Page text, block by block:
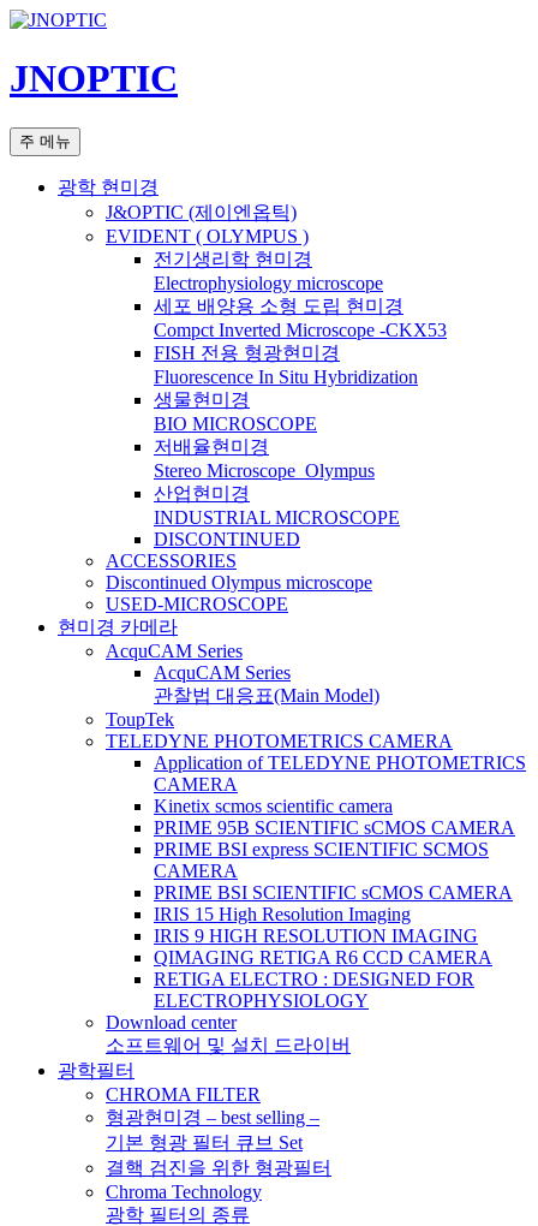
컨
츠
로
너
JNOPTIC
검
색
주 메뉴
광학 현미경
J&OPTIC (제이엔옵틱)
EVIDENT ( OLYMPUS )
전기생리학 현미경
Electrophysiology microscope
세포 배양용 소형 도립 현미경
Compct Inverted Microscope -CKX53
FISH 전용 형광현미경
Fluorescence In Situ Hybridization
생물현미경
BIO MICROSCOPE
저배율현미경
Stereo Microscope_Olympus
산업현미경
INDUSTRIAL MICROSCOPE
DISCONTINUED
ACCESSORIES
Discontinued Olympus microscope
USED-MICROSCOPE
현미경 카메라
AcquCAM Series
AcquCAM Series
관찰법 대응표(Main Model)
ToupTek
TELEDYNE PHOTOMETRICS CAMERA
Application of TELEDYNE PHOTOMETRICS
CAMERA
Kinetix scmos scientific camera
PRIME 95B SCIENTIFIC sCMOS CAMERA
PRIME BSI express SCIENTIFIC SCMOS
CAMERA
PRIME BSI SCIENTIFIC sCMOS CAMERA
IRIS 15 High Resolution Imaging
IRIS 9 HIGH RESOLUTION IMAGING
QIMAGING RETIGA R6 CCD CAMERA
RETIGA ELECTRO : DESIGNED FOR
ELECTROPHYSIOLOGY
Download center
소프트웨어 및 설치 드라이버
광학필터
CHROMA FILTER
형광현미경 – best selling –
기본 형광 필터 큐브 Set
결핵 검진을 위한 형광필터
Chroma Technology
광학 필터의 종류